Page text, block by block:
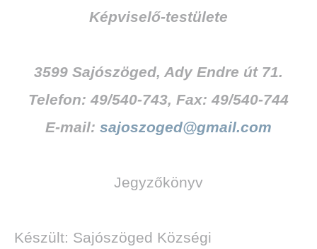
Képviselő-testülete
3599 Sajószöged, Ady Endre út 71.
Telefon: 49/540-743, Fax: 49/540-744
E-mail: sajoszoged@gmail.com
Jegyzőkönyv
Készült: Sajószöged Községi